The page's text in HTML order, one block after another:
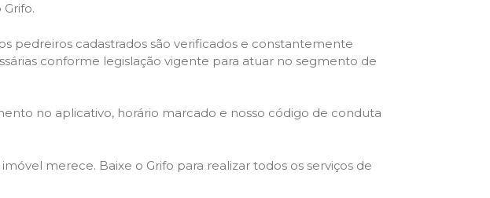
pedreiros cadastrados são verificados e constantemente
conforme legislação vigente para atuar no segmento de
no aplicativo, horário marcado e nosso código de conduta
merece. Baixe o Grifo para realizar todos os serviços de